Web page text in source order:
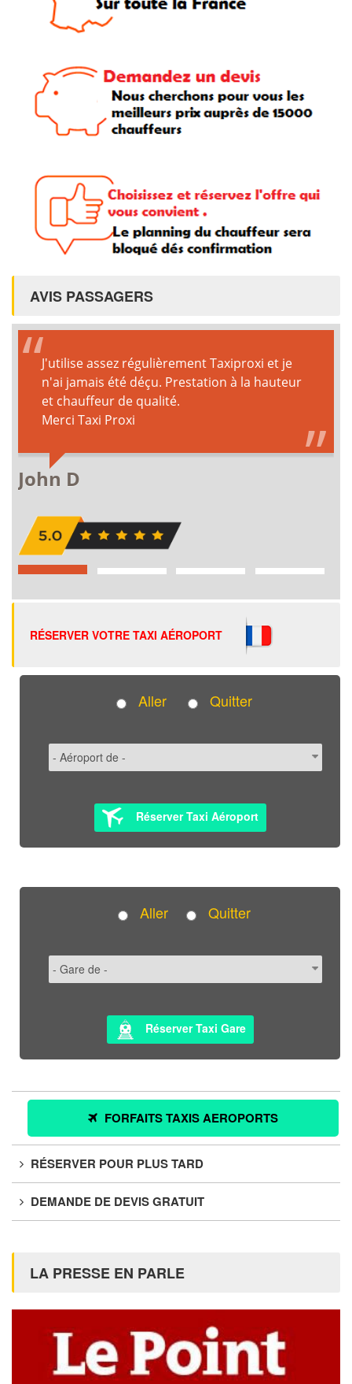
AVIS PASSAGERS
RÉSERVER VOTRE TAXI AÉROPORT
Aller Quitter
Réserver Taxi Aéroport
Aller Quitter
Réserver Taxi Gare
FORFAITS TAXIS AEROPORTS
RÉSERVER POUR PLUS TARD
DEMANDE DE DEVIS GRATUIT
LA PRESSE EN PARLE